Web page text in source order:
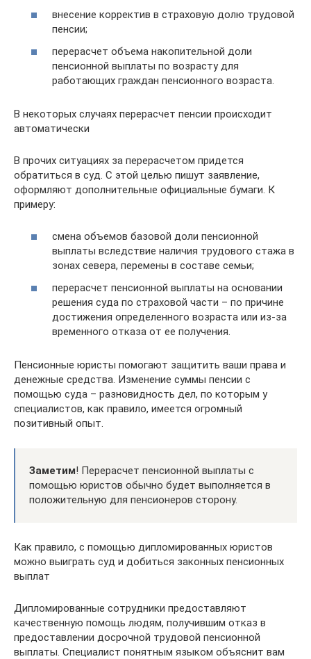
внесение корректив в страховую долю трудовой
пенсии;
перерасчет объема накопительной доли
пенсионной выплаты по возрасту для
работающих граждан пенсионного возраста.
В некоторых случаях перерасчет пенсии происходит
автоматически
В прочих ситуациях за перерасчетом придется
обратиться в суд. С этой целью пишут заявление,
оформляют дополнительные официальные бумаги. К
примеру:
смена объемов базовой доли пенсионной
выплаты вследствие наличия трудового стажа в
зонах севера, перемены в составе семьи;
перерасчет пенсионной выплаты на основании
решения суда по страховой части – по причине
достижения определенного возраста или из-за
временного отказа от ее получения.
Пенсионные юристы помогают защитить ваши права и
денежные средства. Изменение суммы пенсии с
помощью суда – разновидность дел, по которым у
специалистов, как правило, имеется огромный
позитивный опыт.
Заметим! Перерасчет пенсионной выплаты с
помощью юристов обычно будет выполняется в
положительную для пенсионеров сторону.
Как правило, с помощью дипломированных юристов
можно выиграть суд и добиться законных пенсионных
выплат
Дипломированные сотрудники предоставляют
качественную помощь людям, получившим отказ в
предоставлении досрочной трудовой пенсионной
выплаты. Специалист понятным языком объяснит вам